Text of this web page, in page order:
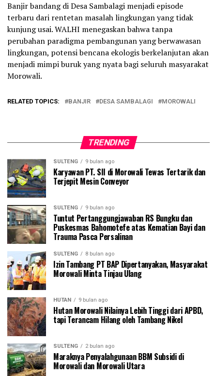
Banjir bandang di Desa Sambalagi menjadi episode
terbaru dari rentetan masalah lingkungan yang tidak
kunjung usai. WALHI menegaskan bahwa tanpa
perubahan paradigma pembangunan yang berwawasan
lingkungan, potensi bencana ekologis berkelanjutan akan
menjadi mimpi buruk yang nyata bagi seluruh masyarakat
Morowali.
RELATED TOPICS: BANJIR DESA SAMBALAGI MOROWALI
TRENDING
SULTENG 9 bulan ago
Karyawan PT. SII di Morowali Tewas Tertarik dan
Terjepit Mesin Conveyor
SULTENG 9 bulan ago
Tuntut Pertanggungjawaban RS Bungku dan
Puskesmas Bahomotefe atas Kematian Bayi dan
Trauma Pasca Persalinan
SULTENG 8 bulan ago
Izin Tambang PT BAP Dipertanyakan, Masyarakat
Morowali Minta Tinjau Ulang
HUTAN 9 bulan ago
Hutan Morowali Nilainya Lebih Tinggi dari APBD,
tapi Terancam Hilang oleh Tambang Nikel
SULTENG 2 bulan ago
Maraknya Penyalahgunaan BBM Subsidi di
Morowali dan Morowali Utara